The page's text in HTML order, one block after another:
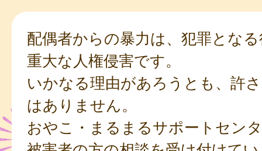
配偶者からの暴力は、犯罪とな
重大な人権侵害です。
いかなる理由があろうとも、許
はありません。
おやこ・まるまるサポートセン